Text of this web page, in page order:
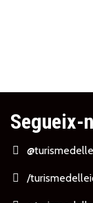
Segueix-
/